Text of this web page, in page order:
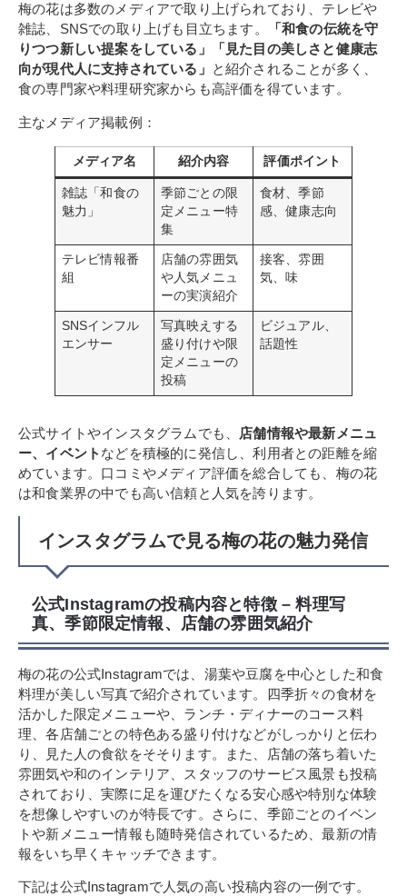
梅の花は多数のメディアで取り上げられており、テレビや
雑誌、SNSでの取り上げも目立ちます。
「和食の伝統を守
りつつ新しい提案をしている」「見た目の美しさと健康志
向が現代人に支持されている」 と紹介されることが多く、
食の専門家や料理研究家からも高評価を得ています。
主なメディア掲載例：
メディア名 紹介内容 評価ポイント
雑誌「和食の
魅力」
季節ごとの限
定メニュー特
集
食材、季節
感、健康志向
テレビ情報番
組
店舗の雰囲気
や人気メニュ
ーの実演紹介
接客、雰囲
気、味
SNSインフル
エンサー
写真映えする
盛り付けや限
定メニューの
投稿
ビジュアル、
話題性
公式サイトやインスタグラムでも、
店舗情報や最新メニュ
ー、イベント などを積極的に発信し、利用者との距離を縮
めています。口コミやメディア評価を総合しても、梅の花
は和食業界の中でも高い信頼と人気を誇ります。
インスタグラムで見る梅の花の魅力発信
公式Instagramの投稿内容と特徴 – 料理写
真、季節限定情報、店舗の雰囲気紹介
梅の花の公式Instagramでは、湯葉や豆腐を中心とした和食
料理が美しい写真で紹介されています。四季折々の食材を
活かした限定メニューや、ランチ・ディナーのコース料
理、各店舗ごとの特色ある盛り付けなどがしっかりと伝わ
り、見た人の食欲をそそります。また、店舗の落ち着いた
雰囲気や和のインテリア、スタッフのサービス風景も投稿
されており、実際に足を運びたくなる安心感や特別な体験
を想像しやすいのが特長です。さらに、季節ごとのイベン
トや新メニュー情報も随時発信されているため、最新の情
報をいち早くキャッチできます。
下記は公式Instagramで人気の高い投稿内容の一例です。